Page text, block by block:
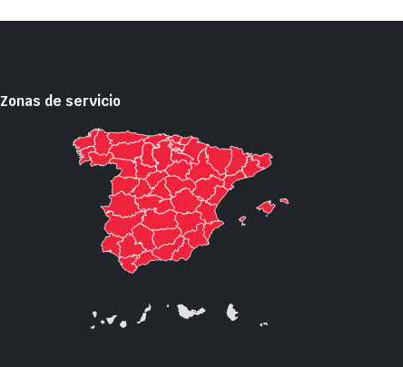
Zonas de servicio